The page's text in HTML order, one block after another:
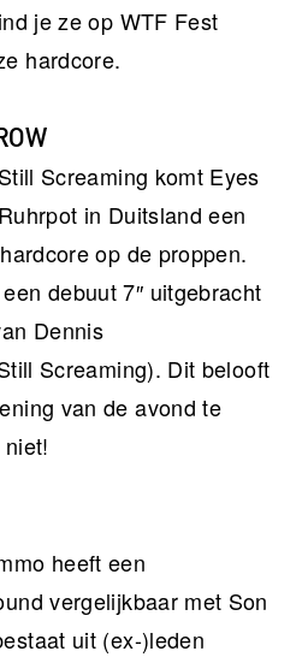
je ze op WTF Fest
hardcore.
Screaming komt Eyes
in Duitsland een
op de proppen.
debuut 7″ uitgebracht
Dennis
Screaming). Dit belooft
van de avond te
heeft een
vergelijkbaar met Son
uit (ex-)leden